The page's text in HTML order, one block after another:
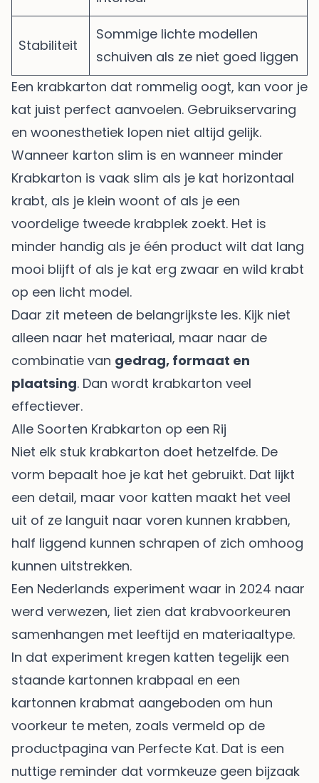
Stabiliteit
Sommige lichte modellen
schuiven als ze niet goed liggen
Een krabkarton dat rommelig oogt, kan voor je
kat juist perfect aanvoelen. Gebruikservaring
en woonesthetiek lopen niet altijd gelijk.
Wanneer karton slim is en wanneer minder
Krabkarton is vaak slim als je kat horizontaal
krabt, als je klein woont of als je een
voordelige tweede krabplek zoekt. Het is
minder handig als je één product wilt dat lang
mooi blijft of als je kat erg zwaar en wild krabt
op een licht model.
Daar zit meteen de belangrijkste les. Kijk niet
alleen naar het materiaal, maar naar de
combinatie van gedrag, formaat en
plaatsing. Dan wordt krabkarton veel
effectiever.
Alle Soorten Krabkarton op een Rij
Niet elk stuk krabkarton doet hetzelfde. De
vorm bepaalt hoe je kat het gebruikt. Dat lijkt
een detail, maar voor katten maakt het veel
uit of ze languit naar voren kunnen krabben,
half liggend kunnen schrapen of zich omhoog
kunnen uitstrekken.
Een Nederlands experiment waar in 2024 naar
werd verwezen, liet zien dat krabvoorkeuren
samenhangen met leeftijd en materiaaltype.
In dat experiment kregen katten tegelijk een
staande kartonnen krabpaal en een
kartonnen krabmat aangeboden om hun
voorkeur te meten, zoals vermeld op de
productpagina van Perfecte Kat. Dat is een
nuttige reminder dat vormkeuze geen bijzaak